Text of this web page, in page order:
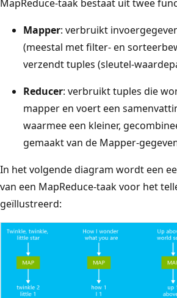
MapReduce-taak bestaat uit twee
Mapper: verbruikt
(meestal met filter- en
verzendt tuples (sleutel-
Reducer: verbruikt tuples die
mapper en voert een
waarmee een kleiner,
gemaakt van de Mapper-
In het volgende diagram wordt een
van een MapReduce-taak voor het
geïllustreerd: